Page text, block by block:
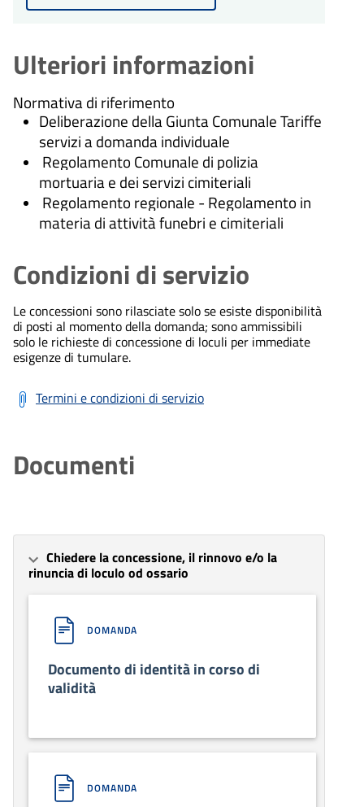
Ulteriori informazioni
Normativa di riferimento
Deliberazione della Giunta Comunale Tariffe
servizi a domanda individuale
Regolamento Comunale di polizia
mortuaria e dei servizi cimiteriali
Regolamento regionale - Regolamento in
materia di attività funebri e cimiteriali
Condizioni di servizio
Le concessioni sono rilasciate solo se esiste disponibilità
di posti al momento della domanda; sono ammissibili
solo le richieste di concessione di loculi per immediate
esigenze di tumulare.
Termini e condizioni di servizio
Documenti
Chiedere la concessione, il rinnovo e/o la
rinuncia di loculo od ossario
DOMANDA
Documento di identità in corso di
validità
DOMANDA